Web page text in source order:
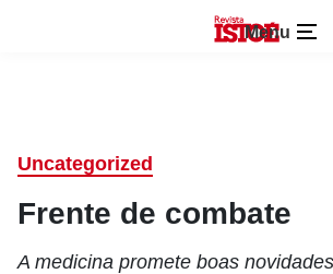
Menu
Uncategorized
Frente de combate
A medicina promete boas